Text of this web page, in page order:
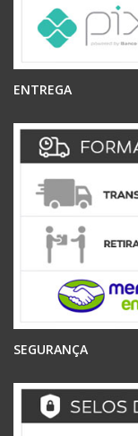
ENTREGA
SEGURANÇA